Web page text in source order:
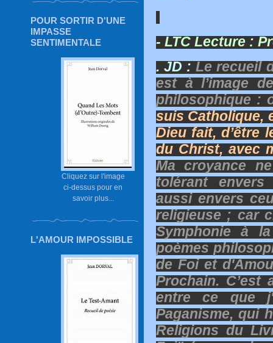
POUR SORTIR D'UNE
IMPASSE
SENTIMENTALE
Cliquez sur l'image
ci-dessus pour en
savoir plus...
L'AMOUR IMPOSSIBLE
- LTC Lecture :
. JD :Le recueil
est à l’image
philosophique :
suis Catholique,
Dieu fait, d’être
du Christ, avec
Ma croyance
tolérant
aussi envers
religieuse ; car
Symphonie à
poèmes
de Foi et
Prochain. C’est
entre ce que
Paganisme, qui
Religions du